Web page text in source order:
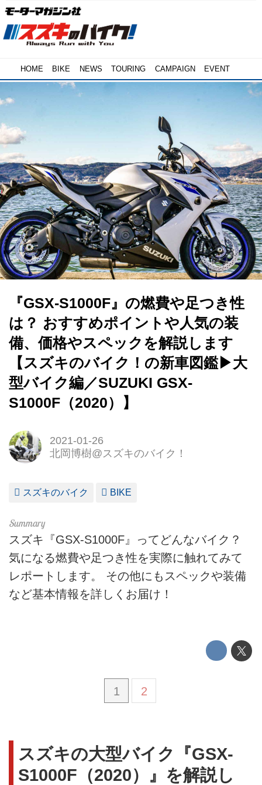
HOME BIKE NEWS TOURING CAMPAIGN EVENT
『GSX-S1000F』の燃費や足つき性
は？ おすすめポイントや人気の装
備、価格やスペックを解説します
【スズキのバイク！の新車図鑑▶大
型バイク編／SUZUKI GSX-
S1000F（2020）】
2021-01-26
北岡博樹@スズキのバイク！
スズキのバイク BIKE
スズキ『GSX-S1000F』ってどんなバイク？
気になる燃費や足つき性を実際に触れてみて
レポートします。 その他にもスペックや装備
など基本情報を詳しくお届け！
1 2
スズキの大型バイク『GSX-
S1000F（2020）』を解説し